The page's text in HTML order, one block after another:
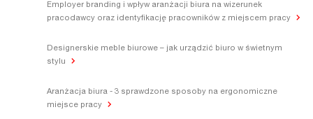
Employer branding i wpływ aranżacji biura na wizerunek
pracodawcy oraz identyfikację pracowników z miejscem pracy
Designerskie meble biurowe – jak urządzić biuro w świetnym
stylu
Aranżacja biura - 3 sprawdzone sposoby na ergonomiczne
miejsce pracy